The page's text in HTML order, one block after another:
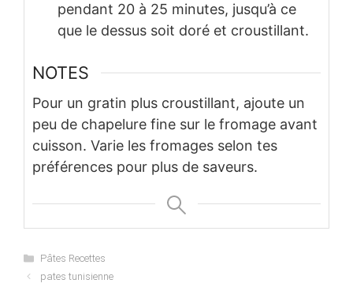
pendant 20 à 25 minutes, jusqu’à ce
que le dessus soit doré et croustillant.
NOTES
Pour un gratin plus croustillant, ajoute un
peu de chapelure fine sur le fromage avant
cuisson. Varie les fromages selon tes
préférences pour plus de saveurs.
Categories
Pâtes Recettes
pates tunisienne